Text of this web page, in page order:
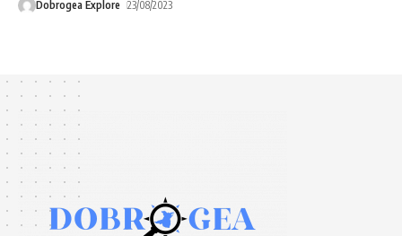
Dobrogea Explore 23/08/2023